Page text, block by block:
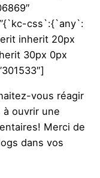
css`:{`any`:
inherit 20px
30px 0px
vous réagir
à ouvrir une
Merci de
dans vos